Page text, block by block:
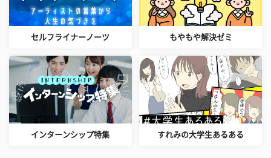
セルフライナーノーツ もやもや解決ゼミ
インターンシップ特集 すれみの大学生あるある